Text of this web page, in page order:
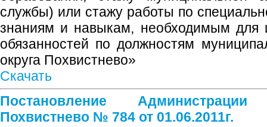
службы) или стажу работы по
знаниям и навыкам, необходимым для
обязанностей по должностям
округа Похвистнево»
Скачать
Постановление
Похвистнево № 784 от 01.06.2011г.